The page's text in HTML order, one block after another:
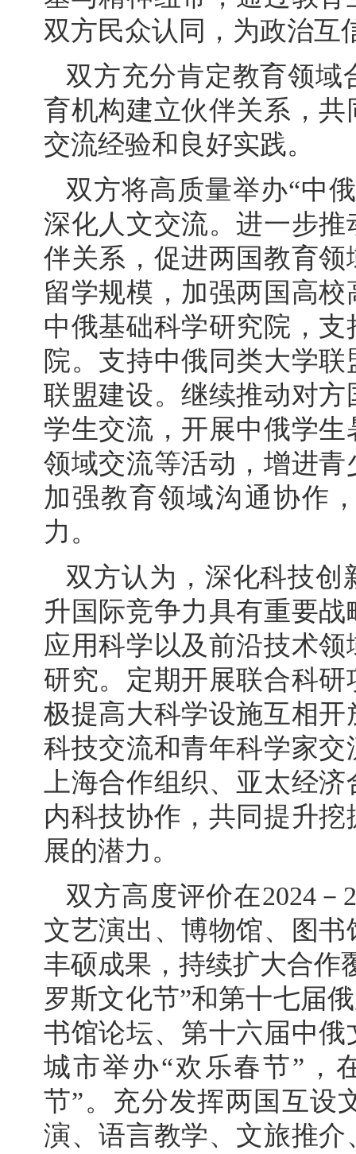
双方民众认同，为政治互
双方充分肯定教育领域
育机构建立伙伴关系，
交流经验和良好实践。
双方将高质量举办“中
深化人文交流。进一步
伴关系，促进两国教育
留学规模，加强两国高
中俄基础科学研究院，
院。支持中俄同类大学
联盟建设。继续推动对
学生交流，开展中俄学
领域交流等活动，增进
加强教育领域沟通协作
力。
双方认为，深化科技创
升国际竞争力具有重要
应用科学以及前沿技术
研究。定期开展联合科
极提高大科学设施互相
科技交流和青年科学家
上海合作组织、亚太经
内科技协作，共同提升
展的潜力。
双方高度评价在2024－
文艺演出、博物馆、图
丰硕成果，持续扩大合作
罗斯文化节”和第十七届
书馆论坛、第十六届中
城市举办“欢乐春节”，
节”。充分发挥两国互设
演、语言教学、文旅推